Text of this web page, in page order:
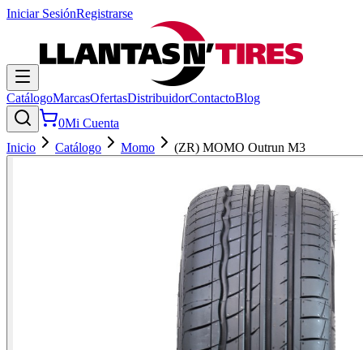
Iniciar SesiónRegistrarse
CatálogoMarcasOfertasDistribuidorContactoBlog
0Mi Cuenta
Inicio
Catálogo Momo (ZR) MOMO Outrun M3